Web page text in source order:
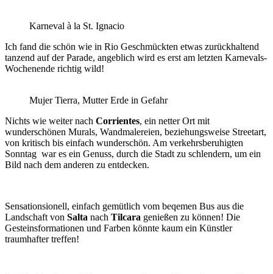
Karneval à la St. Ignacio
Ich fand die schön wie in Rio Geschmückten etwas zurückhaltend
tanzend auf der Parade, angeblich wird es erst am letzten Karnevals-
Wochenende richtig wild!
Mujer Tierra, Mutter Erde in Gefahr
Nichts wie weiter nach Corrientes, ein netter Ort mit
wunderschönen Murals, Wandmalereien, beziehungsweise Streetart,
von kritisch bis einfach wunderschön. Am verkehrsberuhigten
Sonntag war es ein Genuss, durch die Stadt zu schlendern, um ein
Bild nach dem anderen zu entdecken.
Sensationsionell, einfach gemütlich vom beqemen Bus aus die
Landschaft von Salta nach Tilcara genießen zu können! Die
Gesteinsformationen und Farben könnte kaum ein Künstler
traumhafter treffen!